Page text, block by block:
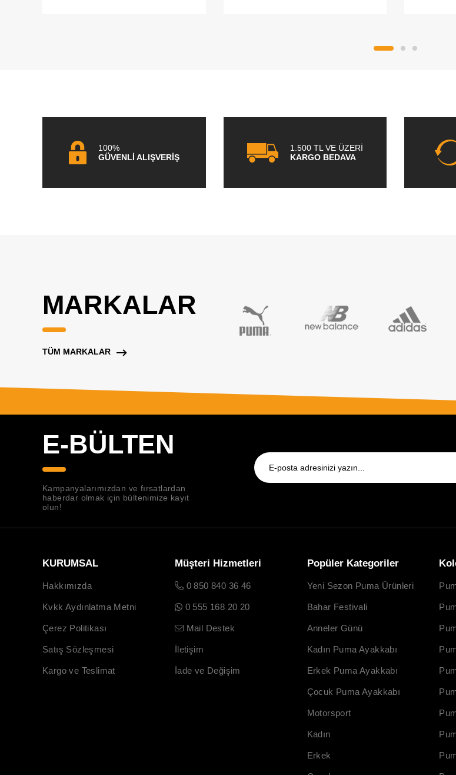
100%
GÜVENLİ ALIŞVERİŞ
1.500 TL VE ÜZERİ
KARGO BEDAVA
MARKALAR
TÜM MARKALAR
E-BÜLTEN
Kampanyalarımızdan ve fırsatlardan
haberdar olmak için bültenimize kayıt
olun!
KURUMSAL
Hakkımızda
Kvkk Aydınlatma Metni
Çerez Politikası
Satış Sözleşmesi
Kargo ve Teslimat
Müşteri Hizmetleri
0 850 840 36 46
0 555 168 20 20
Mail Destek
İletişim
İade ve Değişim
Popüler Kategoriler
Yeni Sezon Puma Ürünleri
Bahar Festivali
Anneler Günü
Kadın Puma Ayakkabı
Erkek Puma Ayakkabı
Çocuk Puma Ayakkabı
Motorsport
Kadın
Erkek